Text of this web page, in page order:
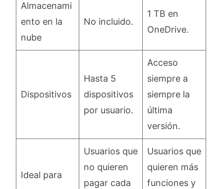
Almacenami
ento en la
nube
No incluido.
1 TB en
OneDrive.
Dispositivos
Hasta 5
dispositivos
por usuario.
Acceso
siempre a
siempre la
última
versión.
Ideal para
Usuarios que
no quieren
pagar cada
Usuarios que
quieren más
funciones y